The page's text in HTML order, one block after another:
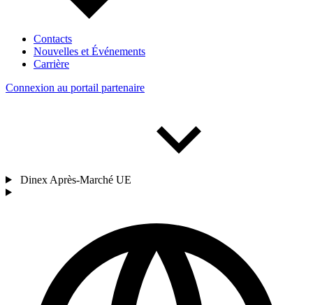
Contacts
Nouvelles et Événements
Carrière
Connexion au portail partenaire
Dinex Après-Marché UE